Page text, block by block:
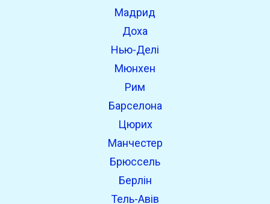
Мадрид
Доха
Нью-Делі
Мюнхен
Рим
Барселона
Цюрих
Манчестер
Брюссель
Берлін
Тель-Авів